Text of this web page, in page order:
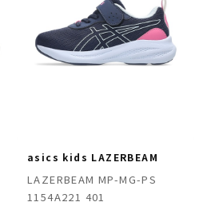
asics kids LAZERBEAM
LAZERBEAM MP-MG-PS
1154A221 401